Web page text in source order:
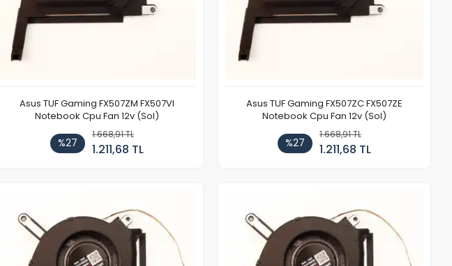
Asus TUF Gaming FX507ZM FX507VI
Notebook Cpu Fan 12v (Sol)
%27
1.668,91 TL
1.211,68 TL
Asus TUF Gaming FX507ZC FX507ZE
Notebook Cpu Fan 12v (Sol)
%27
1.668,91 TL
1.211,68 TL